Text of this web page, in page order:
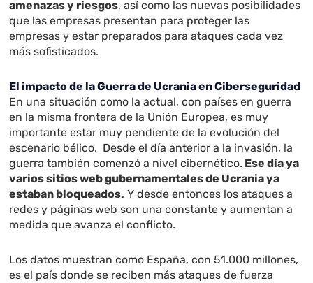
amenazas y riesgos, así como las nuevas posibilidades
que las empresas presentan para proteger las
empresas y estar preparados para ataques cada vez
más sofisticados.
El impacto de la Guerra de Ucrania en Ciberseguridad
En una situación como la actual, con países en guerra
en la misma frontera de la Unión Europea, es muy
importante estar muy pendiente de la evolución del
escenario bélico. Desde el día anterior a la invasión, la
guerra también comenzó a nivel cibernético. Ese día ya
varios sitios web gubernamentales de Ucrania ya
estaban bloqueados. Y desde entonces los ataques a
redes y páginas web son una constante y aumentan a
medida que avanza el conflicto.
Los datos muestran como España, con 51.000 millones,
es el país donde se reciben más ataques de fuerza